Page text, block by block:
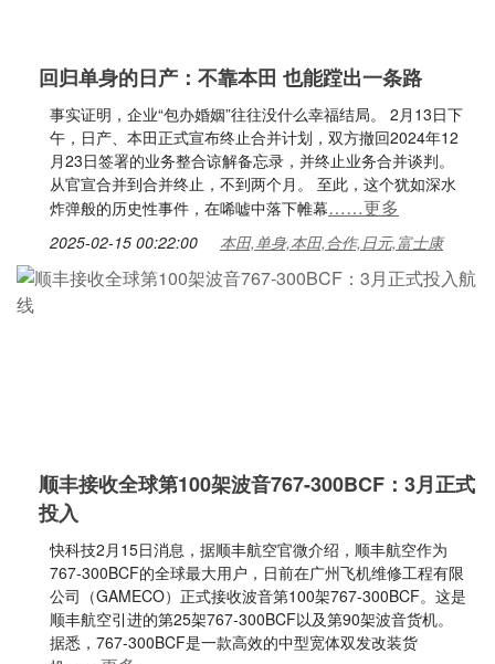
回归单身的日产：不靠本田 也能蹚出一条路
事实证明，企业“包办婚姻”往往没什么幸福结局。 2月13日下
午，日产、本田正式宣布终止合并计划，双方撤回2024年12
月23日签署的业务整合谅解备忘录，并终止业务合并谈判。
从官宣合并到合并终止，不到两个月。 至此，这个犹如深水
炸弹般的历史性事件，在唏嘘中落下帷幕……更多
2025-02-15 00:22:00 本田,单身,本田,合作,日元,富士康
顺丰接收全球第100架波音767-300BCF：3月正式
投入
快科技2月15日消息，据顺丰航空官微介绍，顺丰航空作为
767-300BCF的全球最大用户，日前在广州飞机维修工程有限
公司（GAMECO）正式接收波音第100架767-300BCF。这是
顺丰航空引进的第25架767-300BCF以及第90架波音货机。
据悉，767-300BCF是一款高效的中型宽体双发改装货